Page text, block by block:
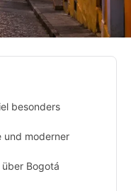
besonders
und moderner
Bogotá